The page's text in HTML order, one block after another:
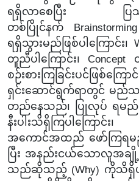
ရရှိလာစေပြီး ပြဿ
တစ်ပြိုင်နက်
ရရှိသွားမည်ဖြစ်ပါကြောင်း၊
တူညီပါကြောင်း၊
စဉ်းစားကြခြင်းပင်ဖြစ်ကြ
ရှင်းဆောင်ရွက်ရာတွင် မည်သ
တည်နေသည်၊ ပြုလုပ် ရမ
နီးပါးသိရှိကြပါကြေ
အကောင်အထည် ဖော်ကြရ
ပြီး အနည်းငယ်သောလူအခ
သည်ဆိုသည့် (Why) ကိုသိရှိပါ